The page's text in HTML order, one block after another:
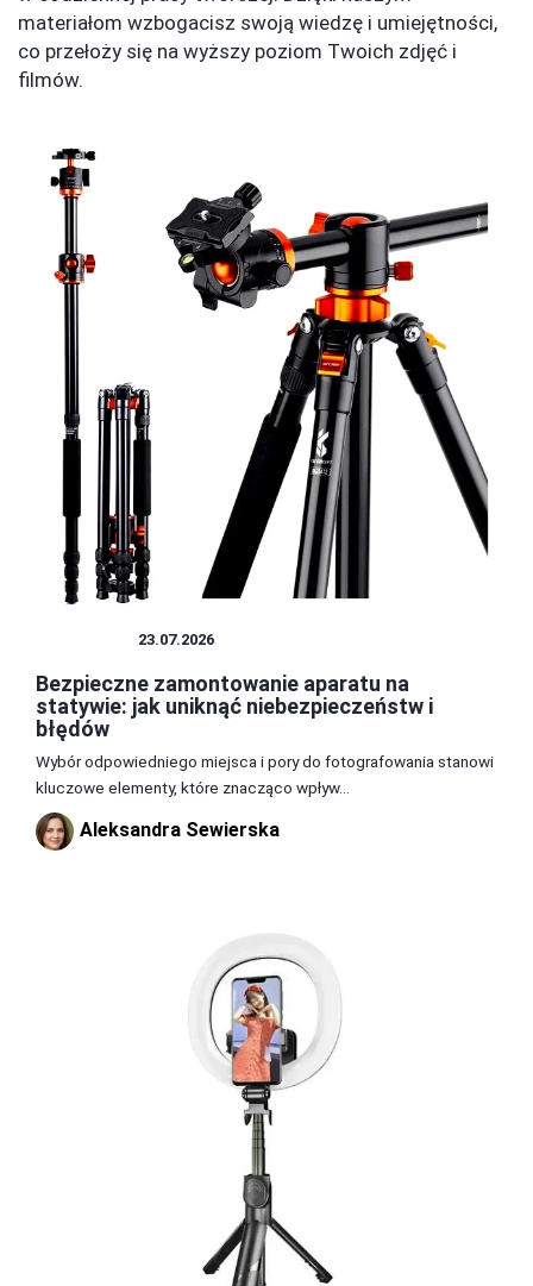
materiałom wzbogacisz swoją wiedzę i umiejętności,
co przełoży się na wyższy poziom Twoich zdjęć i
filmów.
23.07.2026
Bezpieczne zamontowanie aparatu na
statywie: jak uniknąć niebezpieczeństw i
błędów
Wybór odpowiedniego miejsca i pory do fotografowania stanowi
kluczowe elementy, które znacząco wpływ...
Aleksandra Sewierska